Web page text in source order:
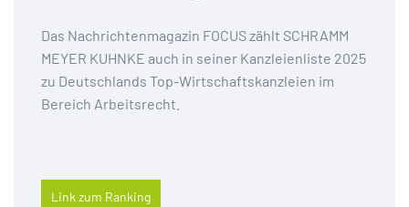
Das Nachrichtenmagazin FOCUS zählt SCHRAMM
MEYER KUHNKE auch in seiner Kanzleienliste 2025
zu Deutschlands Top-Wirtschaftskanzleien im
Bereich Arbeitsrecht.
Link zum Ranking